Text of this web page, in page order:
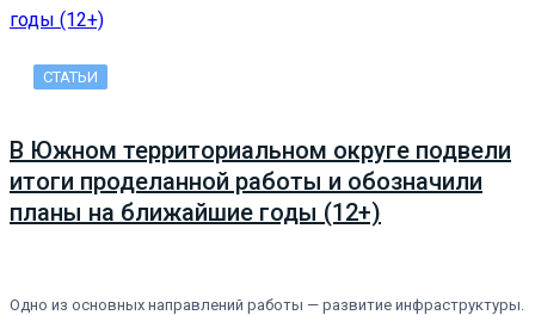
СТАТЬИ
В Южном территориальном округе подвели
итоги проделанной работы и обозначили
планы на ближайшие годы (12+)
Одно из основных направлений работы — развитие инфраструктуры.